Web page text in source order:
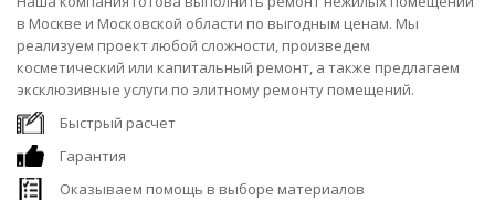
в Москве и Московской области по выгодным ценам. Мы
реализуем проект любой сложности, произведем
косметический или капитальный ремонт, а также предлагаем
эксклюзивные услуги по элитному ремонту помещений.
Быстрый расчет
Гарантия
Оказываем помощь в выборе материалов